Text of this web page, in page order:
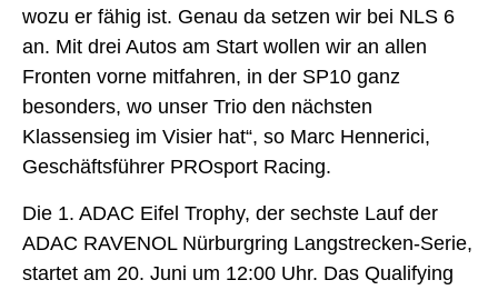
wozu er fähig ist. Genau da setzen wir bei NLS 6
an. Mit drei Autos am Start wollen wir an allen
Fronten vorne mitfahren, in der SP10 ganz
besonders, wo unser Trio den nächsten
Klassensieg im Visier hat“, so Marc Hennerici,
Geschäftsführer PROsport Racing.
Die 1. ADAC Eifel Trophy, der sechste Lauf der
ADAC RAVENOL Nürburgring Langstrecken-Serie,
startet am 20. Juni um 12:00 Uhr. Das Qualifying